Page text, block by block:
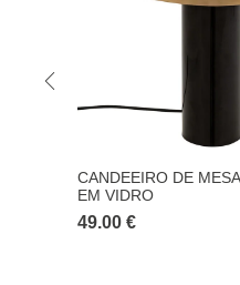
VASO ALTO ARVO EM
CERÂMICA 26CM
15.00 €